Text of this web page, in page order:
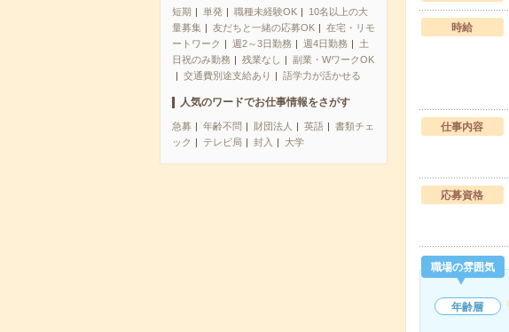
短期 単発 職種未経験OK
10名以上の大
量募集
友だちと一緒の応募OK
在宅・リモ
ートワーク
週2～3日勤務 週4日勤務
土
日祝のみ勤務
残業なし
副業・WワークOK
交通費別途支給あり
語学力が活かせる
人気のワードでお仕事情報をさがす
急募 年齢不問 財団法人 英語
書類チェ
ック
テレビ局 封入 大学
時給
仕事内容
応募資格
職場の雰囲気
年齢層